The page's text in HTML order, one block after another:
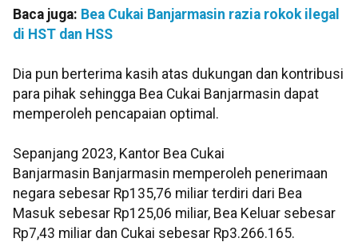
Baca juga: Bea Cukai Banjarmasin razia rokok ilegal
di HST dan HSS
Dia pun berterima kasih atas dukungan dan kontribusi
para pihak sehingga Bea Cukai Banjarmasin dapat
memperoleh pencapaian optimal.
Sepanjang 2023, Kantor Bea Cukai
Banjarmasin Banjarmasin memperoleh penerimaan
negara sebesar Rp135,76 miliar terdiri dari Bea
Masuk sebesar Rp125,06 miliar, Bea Keluar sebesar
Rp7,43 miliar dan Cukai sebesar Rp3.266.165.